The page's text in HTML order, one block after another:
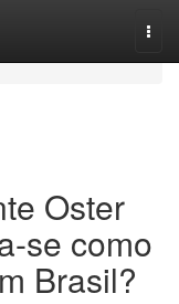
Oster
se como
Brasil?